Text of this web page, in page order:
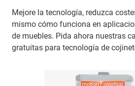
Mejore la tecnología, reduzca
mismo cómo funciona en
de muebles. Pida ahora nuestras
gratuitas para tecnología de